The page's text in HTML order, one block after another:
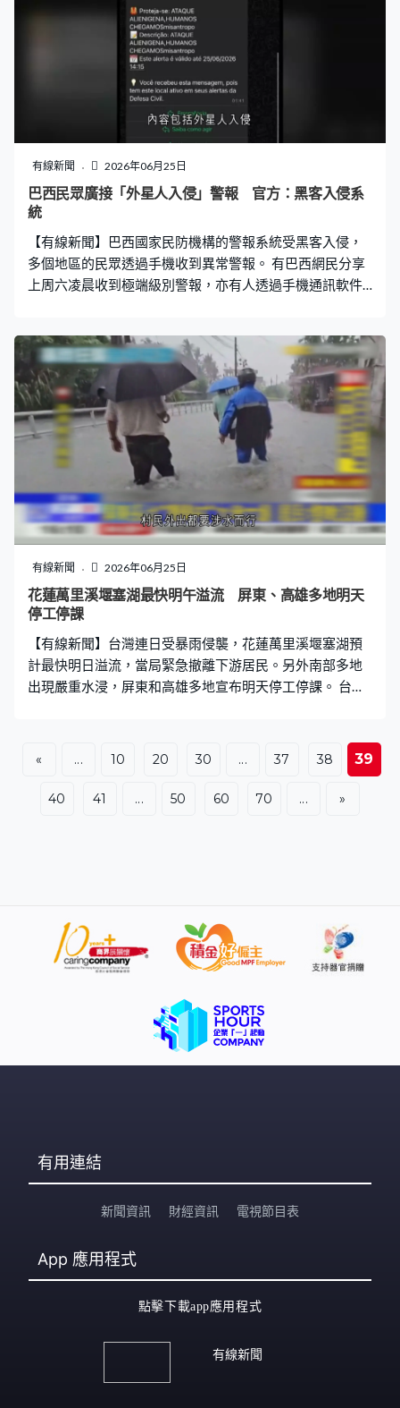
租由1,290元至2,980元。居民入伙會有營運機構送出的一
套LED燈膽，單位亦配備一些層架，至於示範單位見到的
雪櫃及洗衣機不包括在內，居民可按需要再添置。 世運道
簡約公屋項目分兩期，共有七座樓，第一期三座已於去年
底入伙。今次第二期四座共7,700多個單位，就比計劃早一
季入伙。何永賢：「分間單位的租金平均5,500元一個月，
如果入住簡約公屋，租金平均是1,300元，每個家庭平均節
省4,200元。因為我知道有些劏房是8,000、9,000元一個
月，如果五年三萬個簡約公屋，總共可為居民節省75.5億
元。」 這個簡約公屋項目是目前規模最大，附近還有社區
有線新聞 2026年06月25日
巴西民眾廣接「外星人入侵」警報 官方：黑客入侵系
統
【有線新聞】巴西國家民防機構的警報系統受黑客入侵，
多個地區的民眾透過手機收到異常警報。 有巴西網民分享
上周六凌晨收到極端級別警報，亦有人透過手機通訊軟件
整。訊息即晚遭刪除，警報系統一度停用。國家民防機構
澄清訊息內容不實，未獲授權發布，又指警報並非由系統
人員發出，估計受到黑客入侵。
有線新聞 2026年06月25日
花蓮萬里溪堰塞湖最快明午溢流 屏東、高雄多地明天
停工停課
【有線新聞】台灣連日受暴雨侵襲，花蓮萬里溪堰塞湖預
計最快明日溢流，當局緊急撤離下游居民。另外南部多地
出現嚴重水浸，屏東和高雄多地宣布明天停工停課。 台灣
民提前加高地台仍無補於事。德榮村村民：「這裡平常已
經有加高了，那還是一樣淹到整個室內的一個空間。」市
區路段積水同樣嚴重，在上午上班時段，不少電單車司機
積水湧入路邊雜貨店，居民都指從沒遇過如此大雨勢高雄
居民，「（之後有淹過這樣子嗎？）沒有過，因為這算強
降雨，才會積水不退。」 在台灣中部，大暴雨導致彰化縣
搶修。而在台北，內湖區累計雨量突破250毫米，三軍總
醫院地下美食街懷疑因為管道破裂，天花板出現嚴重漏
水。 「各位鄉親請注意，現在開始進行萬里
« ... 10 20 30 ... 37 38 39
40 41 ... 50 60 70 ... »
有用連結
新聞資訊 財經資訊 電視節目表
App 應用程式
點擊下載app應用程式
有線新聞